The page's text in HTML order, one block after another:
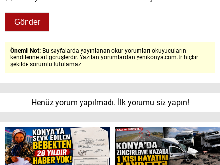
Önemli Not: Bu sayfalarda yayınlanan okur yorumları okuyucuların
kendilerine ait görüşlerdir. Yazılan yorumlardan yenikonya.com.tr hiçbir
şekilde sorumlu tutulamaz.
Henüz yorum yapılmadı. İlk yorumu siz yapın!